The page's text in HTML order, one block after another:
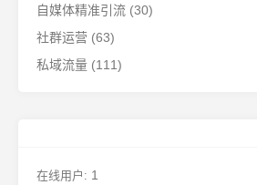
自媒体精准引流 (30)
社群运营 (63)
私域流量 (111)
在线用户: 1